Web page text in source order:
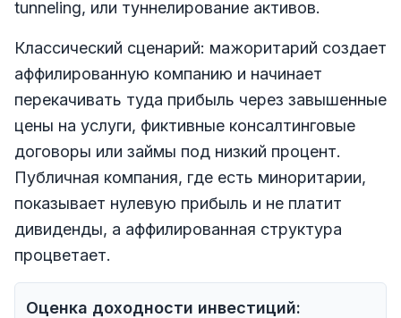
tunneling, или туннелирование активов.
Классический сценарий: мажоритарий создает
аффилированную компанию и начинает
перекачивать туда прибыль через завышенные
цены на услуги, фиктивные консалтинговые
договоры или займы под низкий процент.
Публичная компания, где есть миноритарии,
показывает нулевую прибыль и не платит
дивиденды, а аффилированная структура
процветает.
Оценка доходности инвестиций: